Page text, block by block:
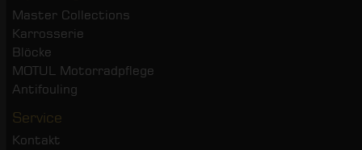
Master Collections
Karrosserie
Blöcke
MOTUL Motorradpflege
Antifouling
Service
Kontakt